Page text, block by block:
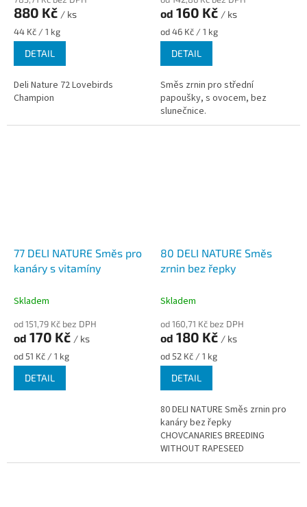
880 Kč / ks
Měrná
cena:
44 Kč / 1 kg
DETAIL
Deli Nature 72 Lovebirds
Champion
od 160 Kč / ks
Měrná
cena:
od 46 Kč / 1 kg
DETAIL
Směs zrnin pro střední
papoušky, s ovocem, bez
slunečnice.
77 DELI NATURE Směs pro
kanáry s vitamíny
Skladem
od 151,79 Kč bez DPH
od 170 Kč / ks
Měrná
cena:
od 51 Kč / 1 kg
DETAIL
80 DELI NATURE Směs
zrnin bez řepky
Skladem
od 160,71 Kč bez DPH
od 180 Kč / ks
Měrná
cena:
od 52 Kč / 1 kg
DETAIL
80 DELI NATURE Směs zrnin pro
kanáry bez řepky
CHOVCANARIES BREEDING
WITHOUT RAPESEED